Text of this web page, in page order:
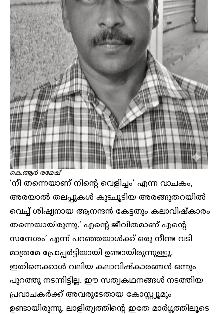
കെ.ആർ രമേഷ്
‘നീ തന്നെയാണ് നിന്റെ വെളിച്ചം’ എന്ന വാചകം,
അരയാൽ തലപ്പുകൾ കുടചൂടിയ അരങ്ങുതറയിൽ
വെച്ച് ശിഷ്യനായ ആനന്ദൻ കേട്ടതും കലാവിഷ്കാരം
തന്നെയായിരുന്നു.’ എന്റെ ജീവിതമാണ് എന്റെ
സന്ദേശം’ എന്ന് പറഞ്ഞയാൾക്ക് ഒരു നീണ്ട വടി
മാത്രമേ പ്രോപ്പർട്ടിയായി ഉണ്ടായിരുന്നുള്ളൂ.
ഇതിനെക്കാൾ വലിയ കലാവിഷ്കാരങ്ങൾ ഒന്നും
പുറത്തു നടന്നിട്ടില്ല. ഈ സത്യകഥനങ്ങൾ നടത്തിയ
പ്രവാചകർക്ക് അവരുടേതായ കോസ്റ്റ്യൂമും
ഉണ്ടായിരുന്നു. ലാളിത്യത്തിന്റെ ഇതേ മാർഗ്ഗത്തിലൂടെ